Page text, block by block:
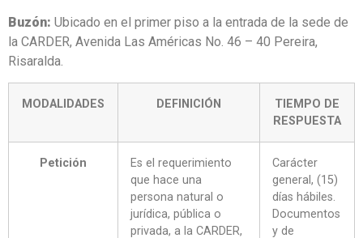
Buzón: Ubicado en el primer piso a la entrada de la sede de
la CARDER, Avenida Las Américas No. 46 – 40 Pereira,
Risaralda.
MODALIDADES DEFINICIÓN
TIEMPO DE
RESPUESTA
Petición
Es el requerimiento
que hace una
persona natural o
jurídica, pública o
privada, a la CARDER,
Carácter
general, (15)
días hábiles.
Documentos
y de